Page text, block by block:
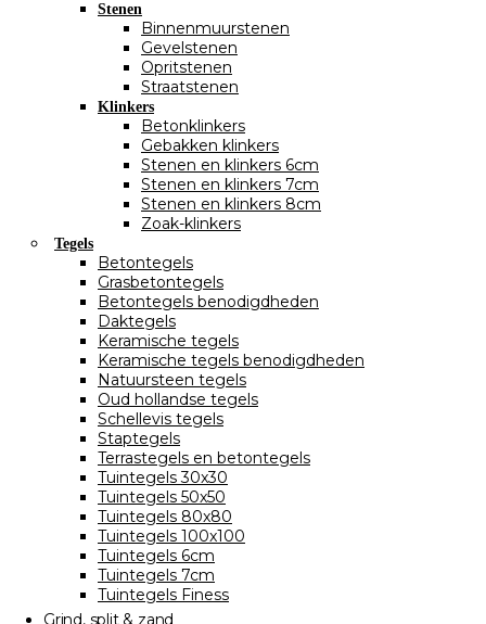
Stenen
Binnenmuurstenen
Gevelstenen
Opritstenen
Straatstenen
Klinkers
Betonklinkers
Gebakken klinkers
Stenen en klinkers 6cm
Stenen en klinkers 7cm
Stenen en klinkers 8cm
Zoak-klinkers
Tegels
Betontegels
Grasbetontegels
Betontegels benodigdheden
Daktegels
Keramische tegels
Keramische tegels benodigdheden
Natuursteen tegels
Oud hollandse tegels
Schellevis tegels
Staptegels
Terrastegels en betontegels
Tuintegels 30x30
Tuintegels 50x50
Tuintegels 80x80
Tuintegels 100x100
Tuintegels 6cm
Tuintegels 7cm
Tuintegels Finess
Grind, split & zand